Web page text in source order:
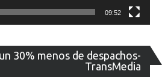
09:52
30% menos de despachos-
TransMedia
de